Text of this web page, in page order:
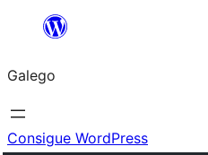
Saltar
contido
Galego
Consigue WordPress